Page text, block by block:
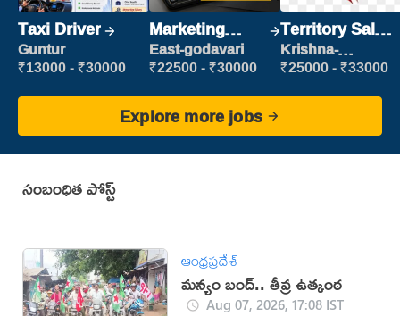
Taxi Driver
Guntur
₹13000 - ₹30000
Marketing
Executive
East-godavari
₹22500 - ₹30000
Territory Sales
Manager
Krishna-
vijayawada
₹25000 - ₹33000
Explore more jobs
సంబంధిత పోస్ట్
ఆంధ్రప్రదేశ్
మన్యం బంద్.. తీవ్ర ఉత్కంఠ
Aug 07, 2026, 17:08 IST